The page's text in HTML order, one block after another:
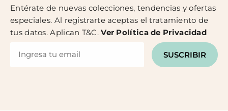
Entérate de nuevas colecciones, tendencias y ofertas
especiales. Al registrarte aceptas el tratamiento de
tus datos. Aplican T&C.Ver Política de Privacidad
SUSCRIBIR